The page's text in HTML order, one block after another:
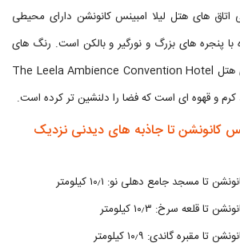
های هتل لیلا امبینس کانونشن دارای محیطی
پنجره های بزرگ و نورگیر و بالکن است. رنگ های
استفاده شده در اتاق های هتل The Leela Ambience Convention Hotel
کانونشن تا جاذبه های دیدنی نزدیک
تا مسجد جامع دهلی نو: ۱۰٫۱ کیلومتر
قلعه سرخ: ۱۰٫۳ کیلومتر
مقبره گاندی: ۱۰٫۹ کیلومتر